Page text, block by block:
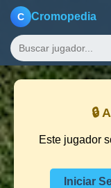
C Cromopedia
🔒
Este jugador
Iniciar